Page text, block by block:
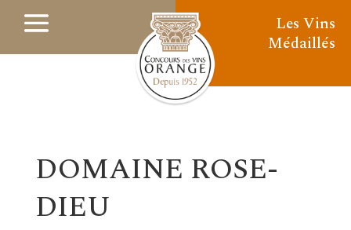
Les Vins
Médaillés
DOMAINE ROSE-
DIEU